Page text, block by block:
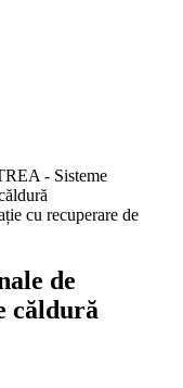
- Sisteme
de
căldură